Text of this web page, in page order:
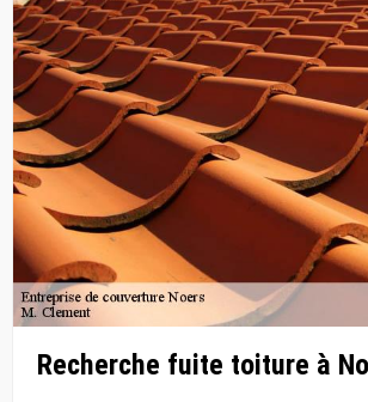
Recherche fuite toiture à